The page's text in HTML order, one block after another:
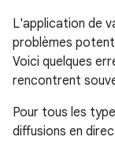
L'application de
problèmes
Voici quelques
rencontrent
Pour tous les
diffusions en